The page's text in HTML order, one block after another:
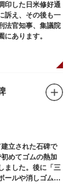
印した日米修好通
訴え、その後も一
法官知事、集議院
あります。
立された石碑で
めてゴムの熱加
ました。後に「三
ールや消しゴムな